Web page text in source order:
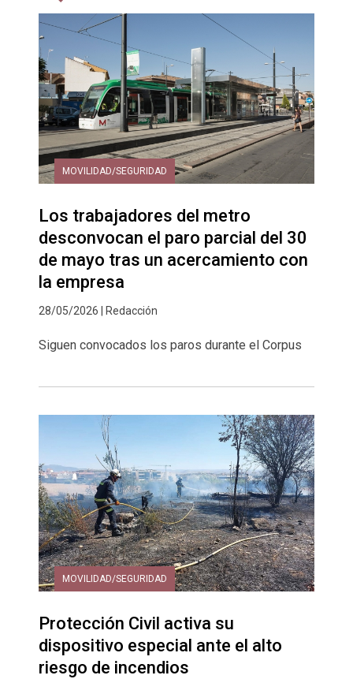
MOVILIDAD/SEGURIDAD
Los trabajadores del metro
desconvocan el paro parcial del 30
de mayo tras un acercamiento con
la empresa
28/05/2026 | Redacción
Siguen convocados los paros durante el Corpus
MOVILIDAD/SEGURIDAD
Protección Civil activa su
dispositivo especial ante el alto
riesgo de incendios